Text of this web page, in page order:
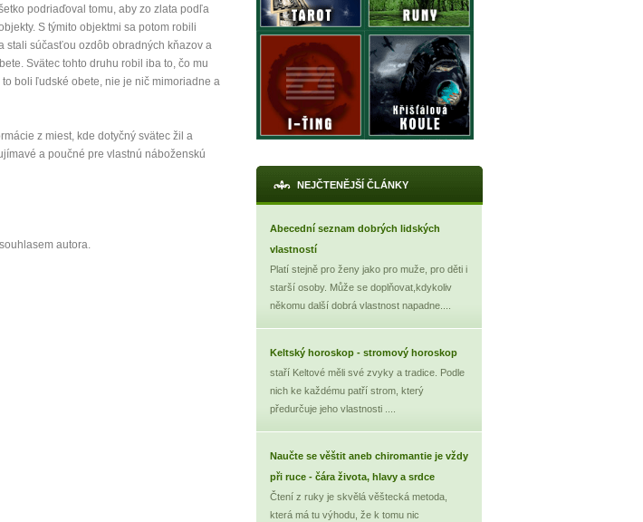
podriaďoval tomu, aby zo zlata podľa
S týmito objektmi sa potom robili
stali súčasťou ozdôb obradných kňazov a
Svätec tohto druhu robil iba to, čo mu
boli ľudské obete, nie je nič mimoriadne a
z miest, kde dotyčný svätec žil a
a poučné pre vlastnú náboženskú
autora.
NEJČTENĚJŠÍ ČLÁNKY
Abecední seznam dobrých lidských
vlastností
Platí stejně pro ženy jako pro muže, pro děti i
starší osoby. Může se doplňovat,kdykoliv
někomu další dobrá vlastnost napadne....
Keltský horoskop - stromový horoskop
staří Keltové měli své zvyky a tradice. Podle
nich ke každému patří strom, který
předurčuje jeho vlastnosti ....
Naučte se věštit aneb chiromantie je vždy
při ruce - čára života, hlavy a srdce
Čtení z ruky je skvělá věštecká metoda,
která má tu výhodu, že k tomu nic